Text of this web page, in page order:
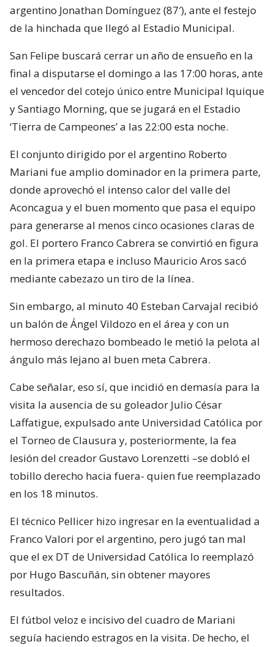
argentino Jonathan Domínguez (87′), ante el festejo
de la hinchada que llegó al Estadio Municipal.
San Felipe buscará cerrar un año de ensueño en la
final a disputarse el domingo a las 17:00 horas, ante
el vencedor del cotejo único entre Municipal Iquique
y Santiago Morning, que se jugará en el Estadio
‘Tierra de Campeones’ a las 22:00 esta noche.
El conjunto dirigido por el argentino Roberto
Mariani fue amplio dominador en la primera parte,
donde aprovechó el intenso calor del valle del
Aconcagua y el buen momento que pasa el equipo
para generarse al menos cinco ocasiones claras de
gol. El portero Franco Cabrera se convirtió en figura
en la primera etapa e incluso Mauricio Aros sacó
mediante cabezazo un tiro de la línea.
Sin embargo, al minuto 40 Esteban Carvajal recibió
un balón de Ángel Vildozo en el área y con un
hermoso derechazo bombeado le metió la pelota al
ángulo más lejano al buen meta Cabrera.
Cabe señalar, eso sí, que incidió en demasía para la
visita la ausencia de su goleador Julio César
Laffatigue, expulsado ante Universidad Católica por
el Torneo de Clausura y, posteriormente, la fea
lesión del creador Gustavo Lorenzetti –se dobló el
tobillo derecho hacia fuera- quien fue reemplazado
en los 18 minutos.
El técnico Pellicer hizo ingresar en la eventualidad a
Franco Valori por el argentino, pero jugó tan mal
que el ex DT de Universidad Católica lo reemplazó
por Hugo Bascuñán, sin obtener mayores
resultados.
El fútbol veloz e incisivo del cuadro de Mariani
seguía haciendo estragos en la visita. De hecho, el